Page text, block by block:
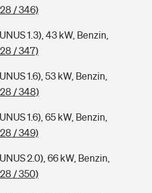
/ 346)
1.3), 43 kW, Benzin,
/ 347)
1.6), 53 kW, Benzin,
/ 348)
1.6), 65 kW, Benzin,
/ 349)
2.0), 66 kW, Benzin,
/ 350)